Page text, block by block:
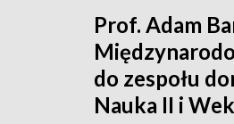
Prof. Adam
do zespołu
Nauka II i